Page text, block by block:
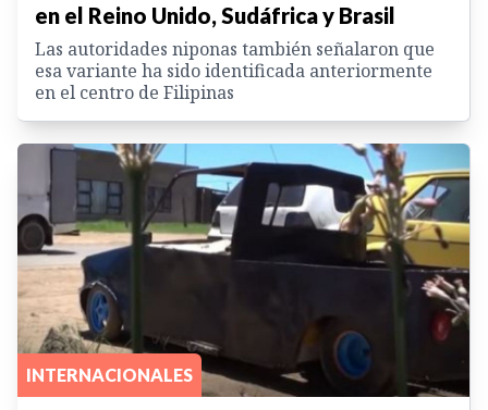
en el Reino Unido, Sudáfrica y Brasil
Las autoridades niponas también señalaron que
esa variante ha sido identificada anteriormente
en el centro de Filipinas
INTERNACIONALES